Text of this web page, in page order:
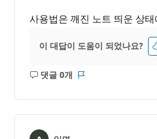
사용법은 깨진 노트 띄운 상
이 대답이 도움이 되었나요?
댓글 0개
설
음